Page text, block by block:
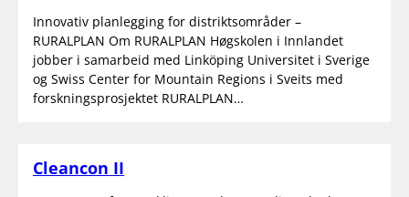
Innovativ planlegging for distriktsområder –
RURALPLAN Om RURALPLAN Høgskolen i Innlandet
jobber i samarbeid med Linköping Universitet i Sverige
og Swiss Center for Mountain Regions i Sveits med
forskningsprosjektet RURALPLAN…
Cleancon II